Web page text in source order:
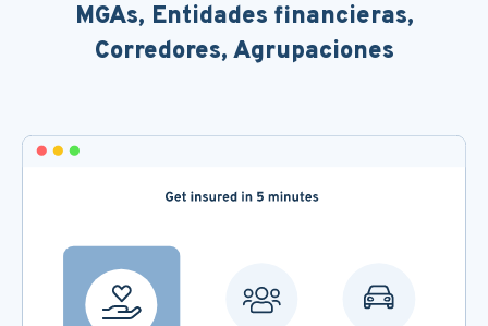
MGAs, Entidades financieras,
Corredores, Agrupaciones